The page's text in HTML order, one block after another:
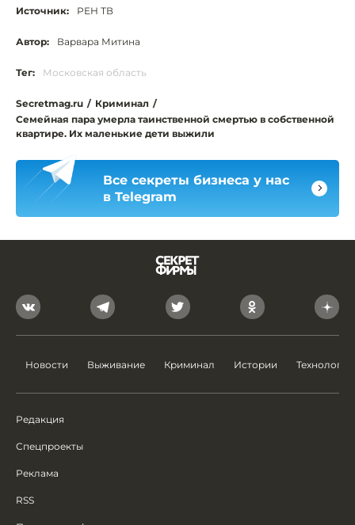
Источник: РЕН ТВ
Автор: Варвара Митина
Тег: Московская область
Secretmag.ru / Криминал /
Семейная пара умерла таинственной смертью в собственной
квартире. Их маленькие дети выжили
Все секреты бизнеса у нас
в Telegram
Новости Выживание Криминал Истории Технологии
Редакция
Спецпроекты
Реклама
RSS